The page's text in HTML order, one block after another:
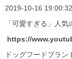
2019-10-16 19:00:32
「可愛すぎる」人気
https://
ドッグフードブラ